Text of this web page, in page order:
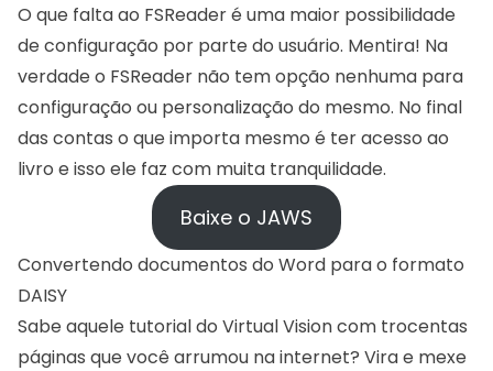
O que falta ao FSReader é uma maior possibilidade
de configuração por parte do usuário. Mentira! Na
verdade o FSReader não tem opção nenhuma para
configuração ou personalização do mesmo. No final
das contas o que importa mesmo é ter acesso ao
livro e isso ele faz com muita tranquilidade.
Baixe o JAWS
Convertendo documentos do Word para o formato
DAISY
Sabe aquele tutorial do Virtual Visioncom trocentas
páginas que você arrumou na internet? Vira e mexe